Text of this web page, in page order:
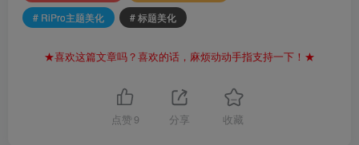
# RiPro主题美化
# 标题美化
★喜欢这篇文章吗？喜欢的话，麻烦动动手指支持一下！★
点赞 9 分享 收藏